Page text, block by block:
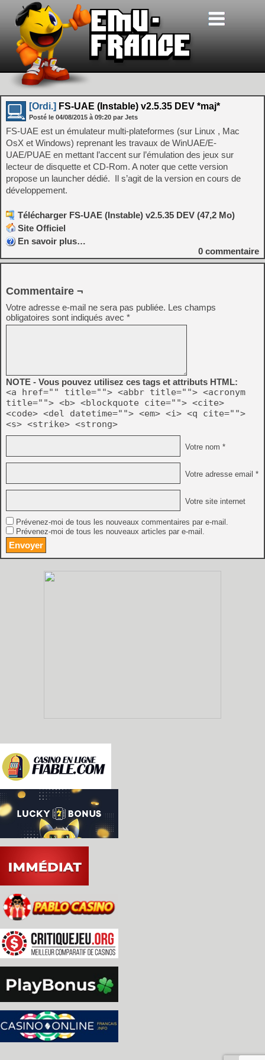
[Ordi.] FS-UAE (Instable) v2.5.35 DEV *maj*
Posté le 04/08/2015 à 09:20 par Jets
FS-UAE est un émulateur multi-plateformes (sur Linux , Mac
OsX et Windows) reprenant les travaux de WinUAE/E-
UAE/PUAE en mettant l’accent sur l’émulation des jeux sur
lecteur de disquette et CD-Rom. A noter que cette version
propose un launcher dédié. Il s’agit de la version en cours de
développement.
Télécharger FS-UAE (Instable) v2.5.35 DEV (47,2 Mo)
Site Officiel
En savoir plus…
0 commentaire
Commentaire ¬
Votre adresse e-mail ne sera pas publiée. Les champs
obligatoires sont indiqués avec *
NOTE - Vous pouvez utilisez ces tags et attributs HTML:
<a href="" title=""> <abbr title=""> <acronym
title=""> <b> <blockquote cite=""> <cite>
<code> <del datetime=""> <em> <i> <q cite="">
<s> <strike> <strong>
Votre nom *
Votre adresse email *
Votre site internet
Prévenez-moi de tous les nouveaux commentaires par e-mail.
Prévenez-moi de tous les nouveaux articles par e-mail.